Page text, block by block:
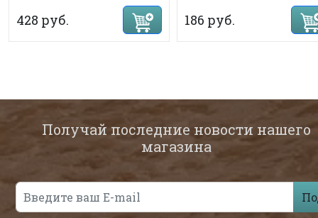
428 руб. 186 руб.
Получай последние новости нашего
магазина